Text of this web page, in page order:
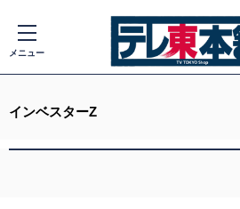
メニュー
インベスターZ